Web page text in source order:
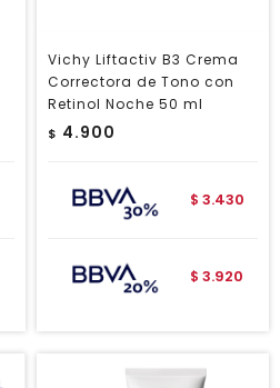
Vichy Liftactiv B3 Crema
Correctora de Tono con
Retinol Noche 50 ml
$ 4.900
$ 3.430
$ 3.920